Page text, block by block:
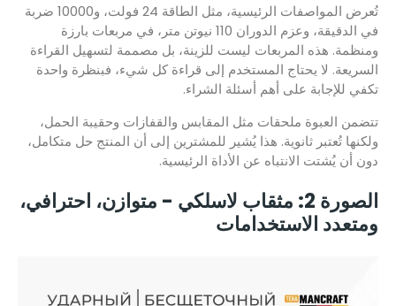
تُعرض المواصفات الرئيسية، مثل الطاقة 24 فولت، و10000 ضربة
في الدقيقة، وعزم الدوران 110 نيوتن متر، في مربعات بارزة
ومنظمة. هذه المربعات ليست للزينة، بل مصممة لتسهيل القراءة
السريعة. لا يحتاج المستخدم إلى قراءة كل شيء، فبنظرة واحدة
تكفي للإجابة على أهم أسئلة الشراء.
تتضمن العبوة ملحقات مثل المقابس والقفازات وحقيبة الحمل،
ولكنها تُعتبر ثانوية. هذا يُشير للمشترين إلى أن المنتج حل متكامل،
دون أن يُشتت الانتباه عن الأداة الرئيسية.
الصورة 2: مثقاب لاسلكي - متوازن، احترافي،
ومتعدد الاستخدامات